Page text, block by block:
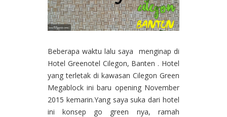
Beberapa waktu lalu saya menginap di
Hotel Greenotel Cilegon, Banten . Hotel
yang terletak di kawasan Cilegon Green
Megablock ini baru opening November
2015 kemarin.Yang saya suka dari hotel
ini konsep go green nya, ramah